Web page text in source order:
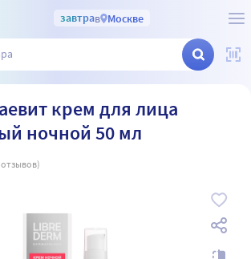
завтрав Москве
крем для лица
ночной 50 мл
отзывов)